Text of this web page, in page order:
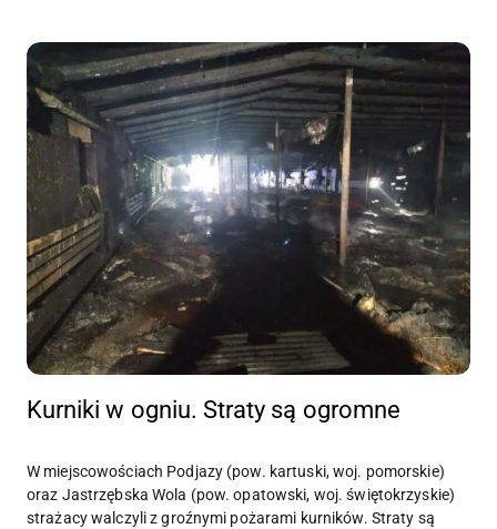
Kurniki w ogniu. Straty są ogromne
W miejscowościach Podjazy (pow. kartuski, woj. pomorskie)
oraz Jastrzębska Wola (pow. opatowski, woj. świętokrzyskie)
strażacy walczyli z groźnymi pożarami kurników. Straty są